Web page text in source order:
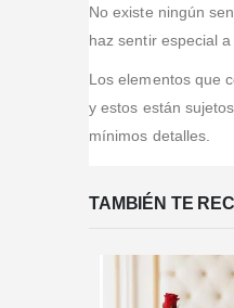
No existe ningún
haz sentir especial a
Los elementos que
y estos están
mínimos detalles.
TAMBIÉN TE